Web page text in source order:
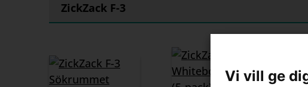
ZickZack F-3
Vi vill ge